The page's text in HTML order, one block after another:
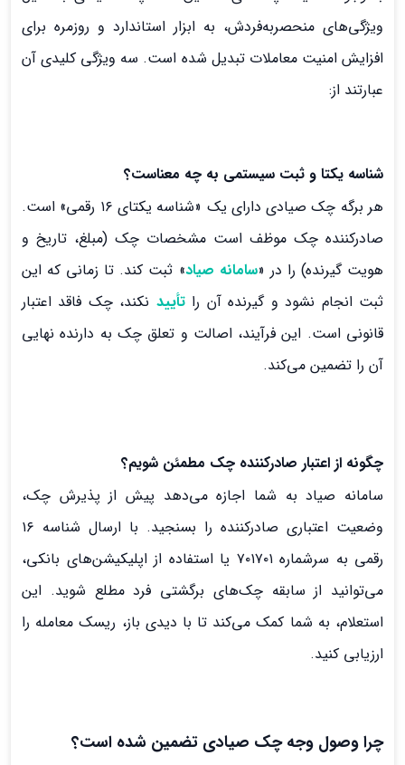
ویژگی‌های منحصربه‌فردش، به ابزار استاندارد و روزمره برای
افزایش امنیت معاملات تبدیل شده است. سه ویژگی کلیدی آن
عبارتند از:
شناسه یکتا و ثبت سیستمی به چه معناست؟
هر برگه چک صیادی دارای یک «شناسه یکتای ۱۶ رقمی» است.
صادرکننده چک موظف است مشخصات چک (مبلغ، تاریخ و
هویت گیرنده) را در «سامانه صیاد» ثبت کند. تا زمانی که این
ثبت انجام نشود و گیرنده آن راتأیید نکند، چک فاقد اعتبار
قانونی است. این فرآیند، اصالت و تعلق چک به دارنده نهایی
آن را تضمین می‌کند.
چگونه از اعتبار صادرکننده چک مطمئن شویم؟
سامانه صیاد به شما اجازه می‌دهد پیش از پذیرش چک،
وضعیت اعتباری صادرکننده را بسنجید. با ارسال شناسه ۱۶
رقمی به سرشماره ۷۰۱۷۰۱ یا استفاده از اپلیکیشن‌های بانکی،
می‌توانید از سابقه چک‌های برگشتی فرد مطلع شوید. این
استعلام، به شما کمک می‌کند تا با دیدی باز، ریسک معامله را
ارزیابی کنید.
چرا وصول وجه چک صیادی تضمین شده است؟